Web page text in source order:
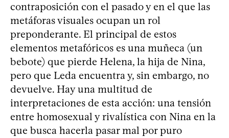
contraposición con el pasado y en el que las
metáforas visuales ocupan un rol
preponderante. El principal de estos
elementos metafóricos es una muñeca (un
bebote) que pierde Helena, la hija de Nina,
pero que Leda encuentra y, sin embargo, no
devuelve. Hay una multitud de
interpretaciones de esta acción: una tensión
entre homosexual y rivalística con Nina en la
que busca hacerla pasar mal por puro